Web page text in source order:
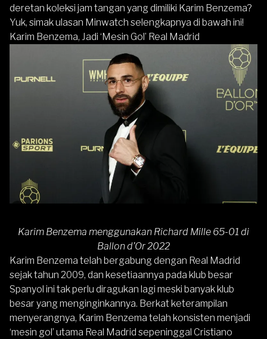
deretan koleksi jam tangan yang dimiliki Karim Benzema?
Yuk, simak ulasan Minwatch selengkapnya di bawah ini!
Karim Benzema, Jadi ‘Mesin Gol’ Real Madrid
Karim Benzema menggunakan Richard Mille 65-01 di
Ballon d’Or 2022
Karim Benzema telah bergabung dengan Real Madrid
sejak tahun 2009, dan kesetiaannya pada klub besar
Spanyol ini tak perlu diragukan lagi meski banyak klub
besar yang menginginkannya. Berkat keterampilan
menyerangnya, Karim Benzema telah konsisten menjadi
‘mesin gol’ utama Real Madrid sepeninggal Cristiano